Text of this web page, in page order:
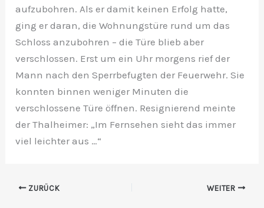
aufzubohren. Als er damit keinen Erfolg hatte,
ging er daran, die Wohnungstüre rund um das
Schloss anzubohren – die Türe blieb aber
verschlossen. Erst um ein Uhr morgens rief der
Mann nach den Sperrbefugten der Feuerwehr. Sie
konnten binnen weniger Minuten die
verschlossene Türe öffnen. Resignierend meinte
der Thalheimer: „Im Fernsehen sieht das immer
viel leichter aus …“
ZURÜCK WEITER